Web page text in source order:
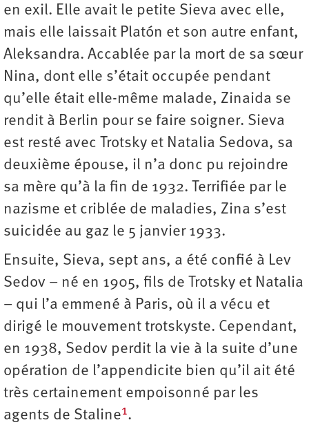
en exil. Elle avait le petite Sieva avec elle,
mais elle laissait Platón et son autre enfant,
Aleksandra. Accablée par la mort de sa sœur
Nina, dont elle s’était occupée pendant
qu’elle était elle-même malade, Zinaida se
rendit à Berlin pour se faire soigner. Sieva
est resté avec Trotsky et Natalia Sedova, sa
deuxième épouse, il n’a donc pu rejoindre
sa mère qu’à la fin de 1932. Terrifiée par le
nazisme et criblée de maladies, Zina s’est
suicidée au gaz le 5 janvier 1933.
Ensuite, Sieva, sept ans, a été confié à Lev
Sedov – né en 1905, fils de Trotsky et Natalia
– qui l’a emmené à Paris, où il a vécu et
dirigé le mouvement trotskyste. Cependant,
en 1938, Sedov perdit la vie à la suite d’une
opération de l’appendicite bien qu’il ait été
très certainement empoisonné par les
agents de Staline1.